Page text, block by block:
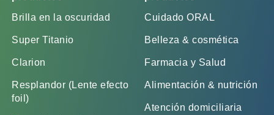
Brilla en la oscuridad
Super Titanio
Clarion
Resplandor (Lente efecto
foil)
Cuidado ORAL
Belleza & cosmética
Farmacia y Salud
Alimentación & nutrición
Atención domiciliaria